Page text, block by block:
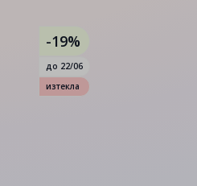
-19%
до 22/06
изтекла